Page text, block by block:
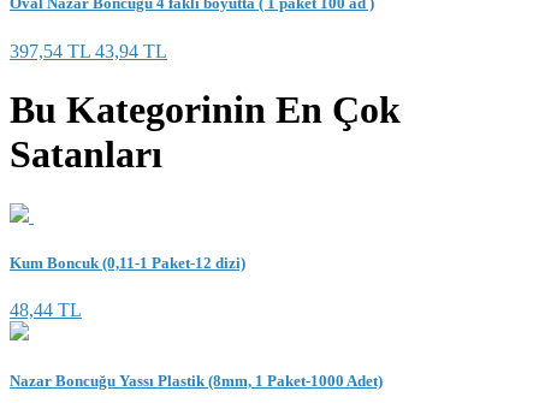
397,54 TL 43,94 TL
Bu Kategorinin En Çok
Satanları
Kum Boncuk (0,11-1 Paket-12 dizi)
48,44 TL
Nazar Boncuğu Yassı Plastik (8mm, 1 Paket-1000 Adet)